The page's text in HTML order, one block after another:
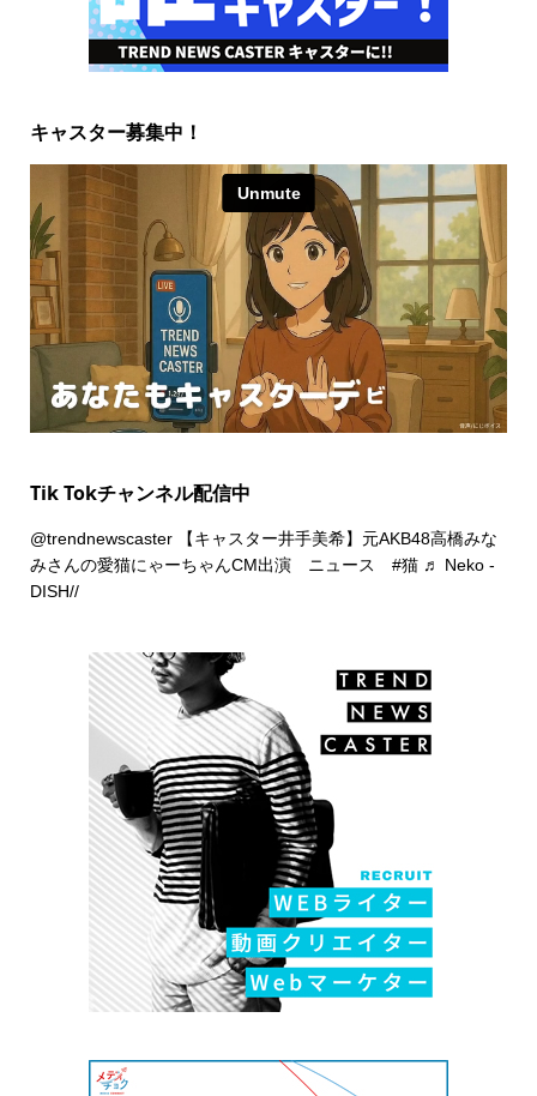
キャスター募集中！
Tik Tokチャンネル配信中
@trendnewscaster【キャスター井手美希】元AKB48高橋みな
みさんの愛猫にゃーちゃんCM出演 ニュース #猫 ♬ Neko -
DISH//